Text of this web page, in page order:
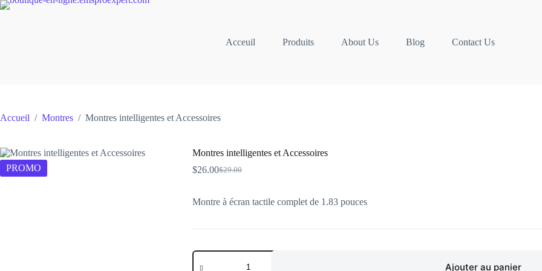
Passer
Acceuil
Produits About Us Blog Contact Us
Accueil / Montres / Montres intelligentes et Accessoires
PROMO
Montres intelligentes et Accessoires
$29.00
Le
initial
était :
$26.00Le
actuel
est :
Montre à écran tactile complet de 1.83 pouces
quantité
de
Ajouter au panier